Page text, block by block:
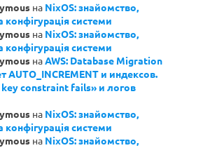
на NixOS: знайомство,
конфігурація системи
на NixOS: знайомство,
конфігурація системи
наAWS: Database Migration
AUTO_INCREMENT и индексов.
constraint fails» и логов
на NixOS: знайомство,
конфігурація системи
на NixOS: знайомство,